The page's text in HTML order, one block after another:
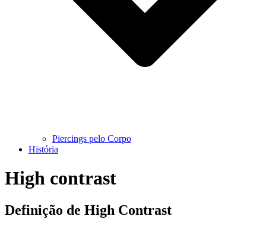
Piercings pelo Corpo
História
High contrast
Definição de High Contrast